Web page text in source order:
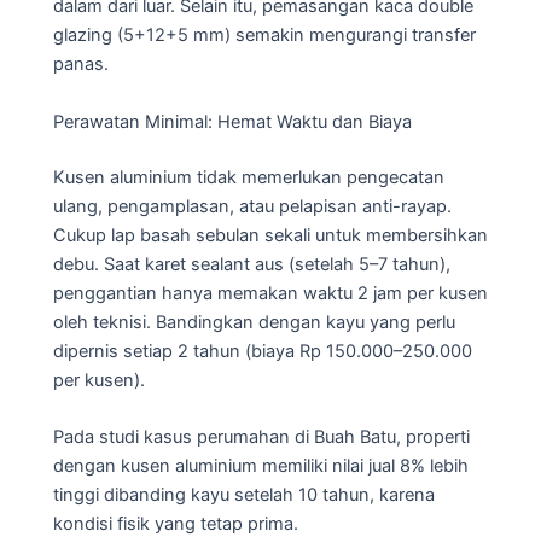
dalam dari luar. Selain itu, pemasangan kaca double
glazing (5+12+5 mm) semakin mengurangi transfer
panas.
Perawatan Minimal: Hemat Waktu dan Biaya
Kusen aluminium tidak memerlukan pengecatan
ulang, pengamplasan, atau pelapisan anti-rayap.
Cukup lap basah sebulan sekali untuk membersihkan
debu. Saat karet sealant aus (setelah 5–7 tahun),
penggantian hanya memakan waktu 2 jam per kusen
oleh teknisi. Bandingkan dengan kayu yang perlu
dipernis setiap 2 tahun (biaya Rp 150.000–250.000
per kusen).
Pada studi kasus perumahan di Buah Batu, properti
dengan kusen aluminium memiliki nilai jual 8% lebih
tinggi dibanding kayu setelah 10 tahun, karena
kondisi fisik yang tetap prima.